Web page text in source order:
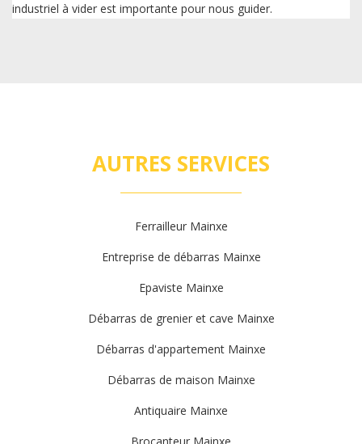
industriel à vider est importante pour nous guider.
AUTRES SERVICES
Ferrailleur Mainxe
Entreprise de débarras Mainxe
Epaviste Mainxe
Débarras de grenier et cave Mainxe
Débarras d'appartement Mainxe
Débarras de maison Mainxe
Antiquaire Mainxe